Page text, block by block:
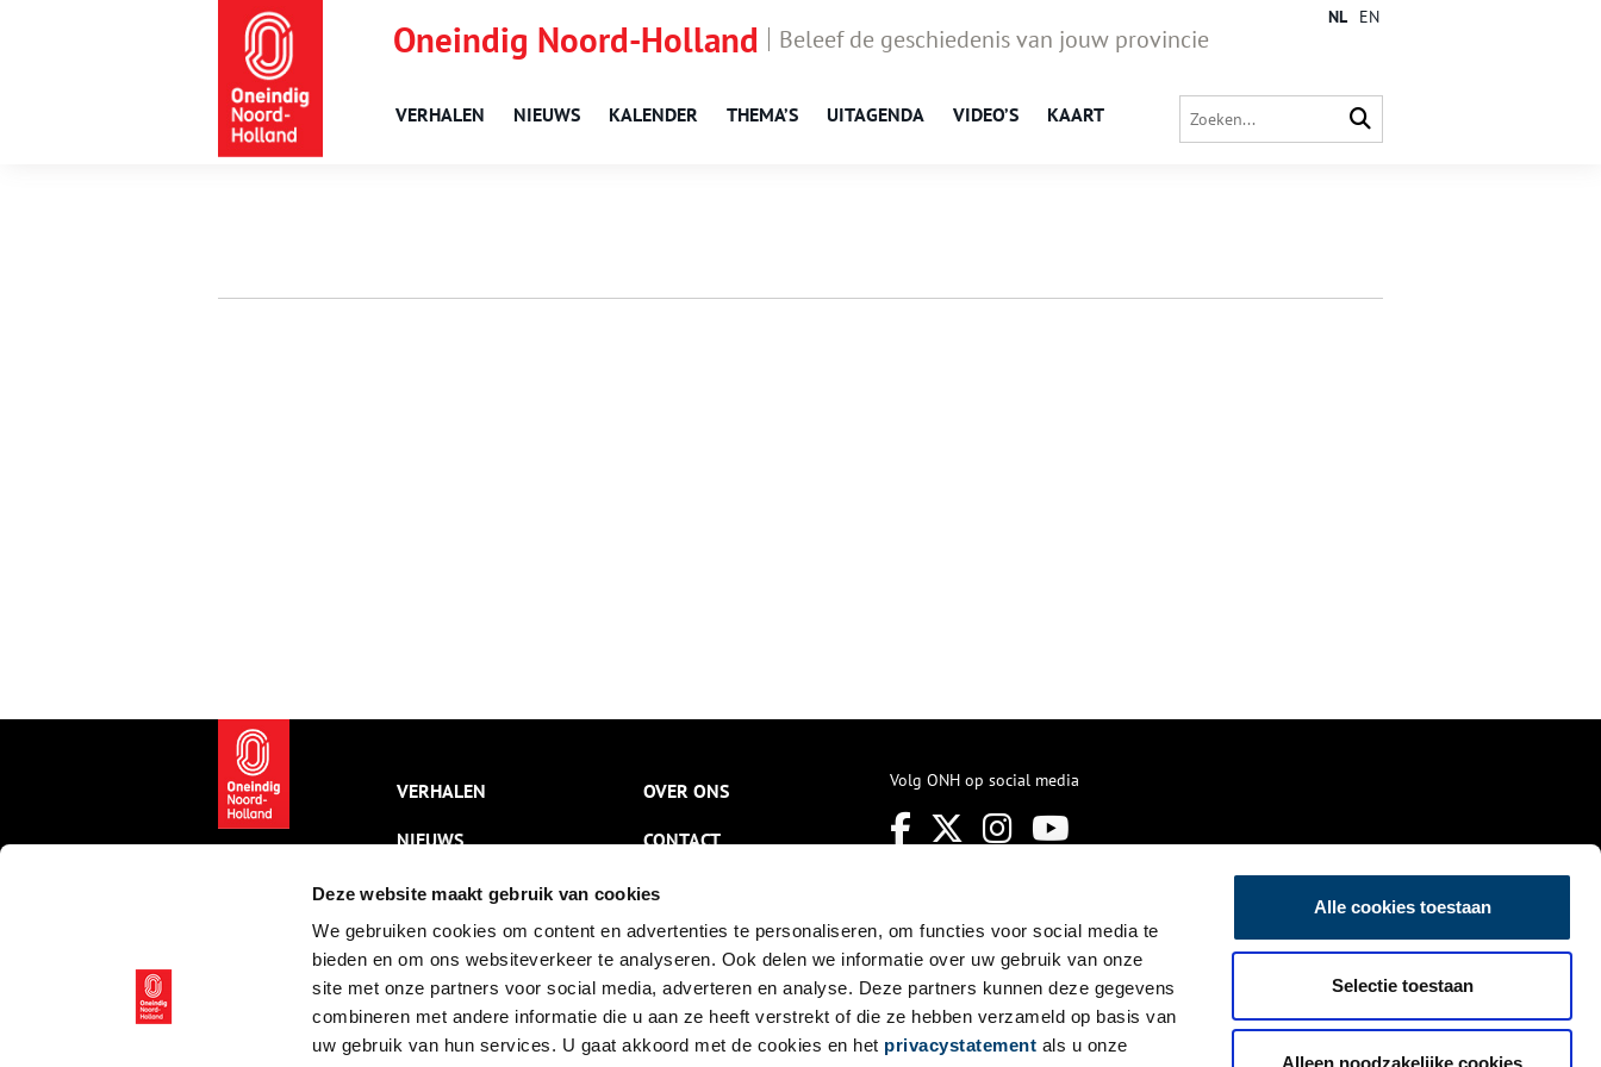
Deze website maakt gebruik van cookies
We gebruiken cookies om content en advertenties te personaliseren, om functies voor social media te
bieden en om ons websiteverkeer te analyseren. Ook delen we informatie over uw gebruik van onze
site met onze partners voor social media, adverteren en analyse. Deze partners kunnen deze gegevens
combineren met andere informatie die u aan ze heeft verstrekt of die ze hebben verzameld op basis van
uw gebruik van hun services. U gaat akkoord met de cookies en het privacystatement als u onze
Alle cookies toestaan
Selectie toestaan
Alleen noodzakelijke cookies
Oneindig Noord-Holland Beleef de geschiedenis van jouw provincie
VERHALEN NIEUWS KALENDER THEMA’S UITAGENDA VIDEO’S KAART
NL EN
VERHALEN
NIEUWS
KALENDER
THEMA’S
ACTIVITEITEN
VIDEO’S
OVER ONS
CONTACT
NIEUWSBRIEF
DISCLAIMER
PRIVACY
TOEGANKELIJKHEID
Volg ONH op social media